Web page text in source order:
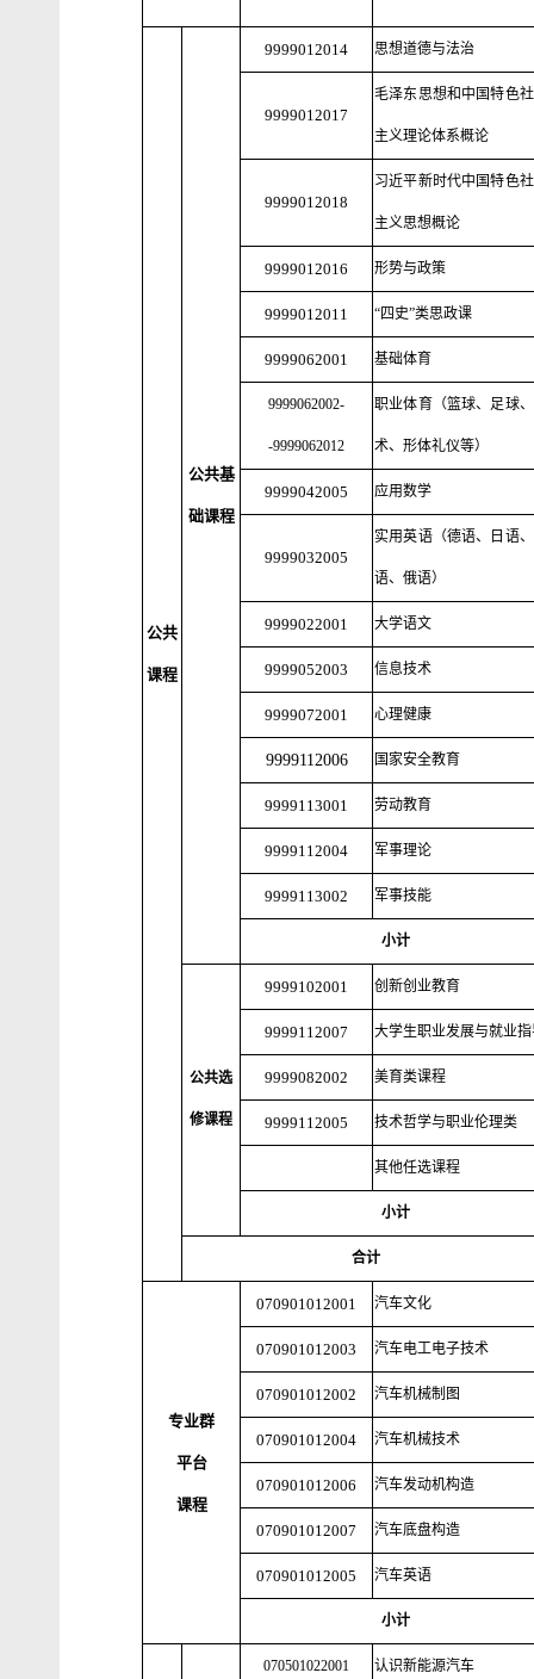
公共
课程
公共基
础课程
9999012014 思想道德与法治
9999012017
毛泽东思想和中国特色
主义理论体系概论
9999012018
习近平新时代中国特色
主义思想概论
9999012016 形势与政策
9999012011 “四史”类思政课
9999062001 基础体育
9999062002-
-9999062012
职业体育（篮球、足球
术、形体礼仪等）
9999042005 应用数学
9999032005
实用英语（德语、日语
语、俄语）
9999022001 大学语文
9999052003 信息技术
9999072001 心理健康
9999112006 国家安全教育
9999113001 劳动教育
9999112004 军事理论
9999113002 军事技能
小计
公共选
修课程
9999102001 创新创业教育
9999112007 大学生职业发展与就业
9999082002 美育类课程
9999112005 技术哲学与职业伦理类
其他任选课程
小计
合计
专业群
平台
课程
070901012001 汽车文化
070901012003 汽车电工电子技术
070901012002 汽车机械制图
070901012004 汽车机械技术
070901012006 汽车发动机构造
070901012007 汽车底盘构造
070901012005 汽车英语
小计
070501022001 认识新能源汽车